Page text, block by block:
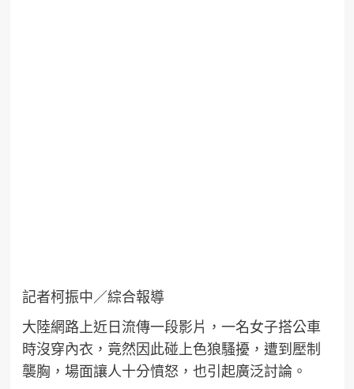
記者柯振中／綜合報導
大陸網路上近日流傳一段影片，一名女子搭公車
時沒穿內衣，竟然因此碰上色狼騷擾，遭到壓制
襲胸，場面讓人十分憤怒，也引起廣泛討論。